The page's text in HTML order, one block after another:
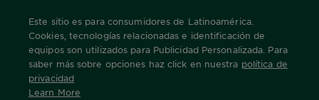
Este sitio es para consumidores de Latinoamérica.
Cookies, tecnologías relacionadas e identificación de
equipos son utilizados para Publicidad Personalizada. Para
saber más sobre opciones haz click en nuestra política de
privacidad
Learn More
Home Nuestras Marcas